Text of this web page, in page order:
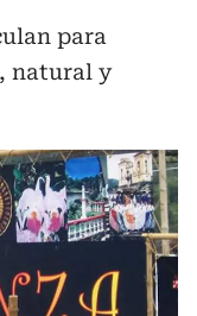
para
natural y